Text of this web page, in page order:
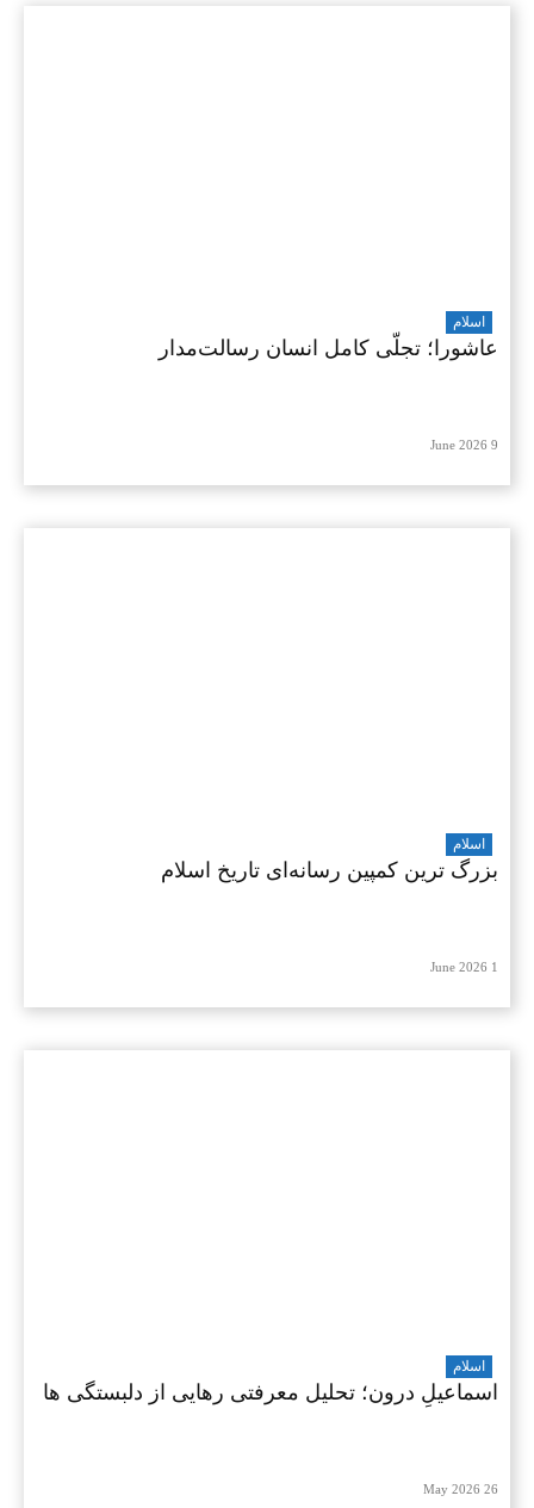
اسلام
عاشورا؛ تجلّی کامل انسان رسالت‌مدار
9 June 2026
اسلام
بزرگ‌ ترین کمپین رسانه‌ای تاریخ اسلام
1 June 2026
اسلام
اسماعیلِ درون؛ تحلیل معرفتی رهایی از دلبستگی ها
26 May 2026